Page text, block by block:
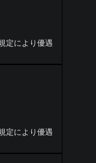
定により優遇
定により優遇